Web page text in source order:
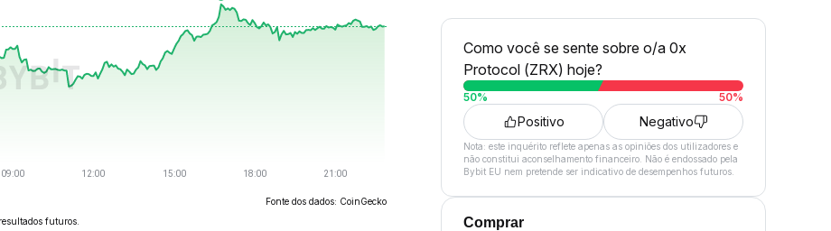
Fonte dos dados: CoinGecko
futuros.
Como você se sente sobre o/a 0x
Protocol (ZRX) hoje?
50% 50%
Positivo Negativo
Nota: este inquérito reflete apenas as opiniões dos utilizadores e
não constitui aconselhamento financeiro. Não é endossado pela
Bybit EU nem pretende ser indicativo de desempenhos futuros.
Comprar